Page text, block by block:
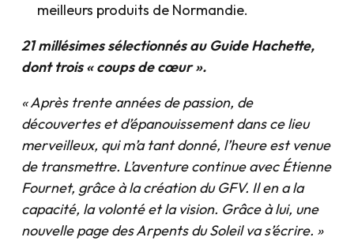
meilleurs produits de Normandie.
21 millésimes sélectionnés au Guide Hachette,
dont trois « coups de cœur ».
« Après trente années de passion, de
découvertes et d’épanouissement dans ce lieu
merveilleux, qui m’a tant donné, l’heure est venue
de transmettre. L’aventure continue avec Étienne
Fournet, grâce à la création du GFV. Il en a la
capacité, la volonté et la vision. Grâce à lui, une
nouvelle page des Arpents du Soleil va s’écrire. »